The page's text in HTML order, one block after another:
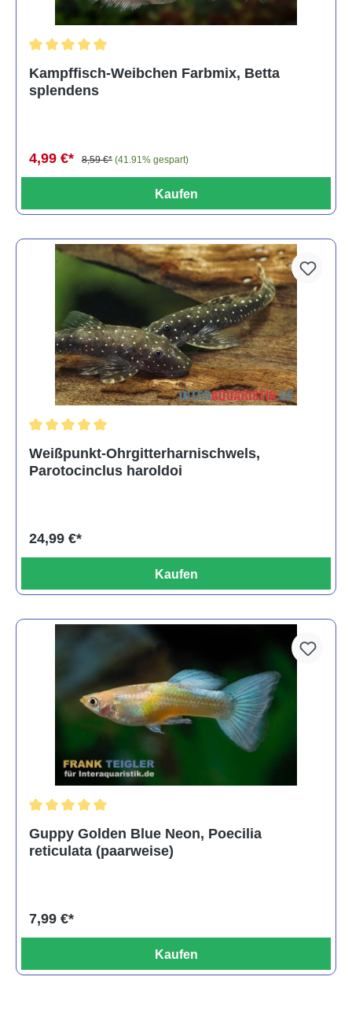
Kampffisch-Weibchen Farbmix, Betta
splendens
4,99 €* 8,59 €* (41.91% gespart)
Kaufen
Weißpunkt-Ohrgitterharnischwels,
Parotocinclus haroldoi
24,99 €*
Kaufen
Guppy Golden Blue Neon, Poecilia
reticulata (paarweise)
7,99 €*
Kaufen